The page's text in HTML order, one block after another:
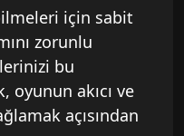
için sabit
zorunlu
bu
oyunun akıcı ve
açısından